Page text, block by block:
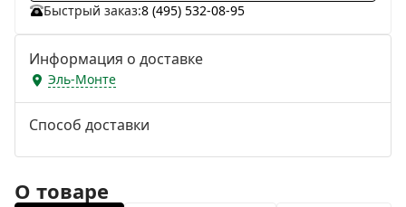
Быстрый заказ:8 (495) 532-08-95
Информация о доставке
Эль-Монте
Способ доставки
О товаре